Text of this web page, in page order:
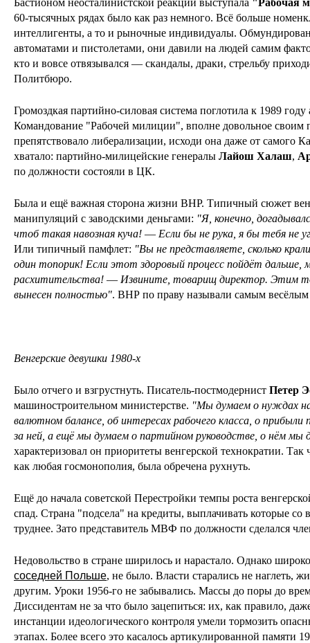
60-тысячных рядах было как раз немного. Всё больше
интеллигенты, а то и рыночные индивидуалы.
автоматами и пистолетами, они давили на людей самим
кто и вовсе отвязывался — скандалы, драки, стрельбу
Политбюро.
Громоздкая партийно-силовая система поглотила к 1989
Командование "Рабочей милиции", вполне довольное своим
препятствовало либерализации, исходи она даже от самого
хватало: партийно-милицейские генералы Лайош Халаш,
по должности состояли в ЦК.
Была и ещё важная сторона жизни ВНР. Типичный сюжет
манипуляций с заводскими деньгами: "Я, конечно,
чтоб такая навозная куча! — Если бы не рука, я бы тебя не
Или типичный памфлет: "Вы не представляете, сколько
один топорик! Если этот здоровый процесс пойдёт дальше,
расхитительства! — Извините, товарищ директор. Этим
вынесен полностью". ВНР по праву называли самым весёлым
Венгерские девушки 1980-х
Было отчего и взгрустнуть. Писатель-постмодернист Петер
машиностроительном министерстве. "Мы думаем о нуждах
валютном балансе, об интересах рабочего класса, о прибыли
за ней, а ещё мы думаем о партийном руководстве, о нём мы
характеризовал он приоритеты венгерской технократии. Так
как любая госмонополия, была обречена рухнуть.
Ещё до начала советской Перестройки темпы роста
спад. Страна "подсела" на кредиты, выплачивать которые со
труднее. Зато представитель МВФ по должности сделался
Недовольство в стране ширилось и нарастало. Однако
соседней Польше, не было. Власти старались не наглеть,
другим. Уроки 1956-го не забывались. Массы до поры до
Диссидентам не за что было зацепиться: их, как правило,
инстанции идеологического контроля умели тормозить
этапах. Более всего это касалось артикулированной памяти